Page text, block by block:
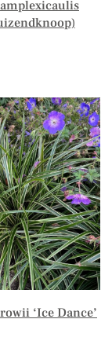
‘Ice Dance’